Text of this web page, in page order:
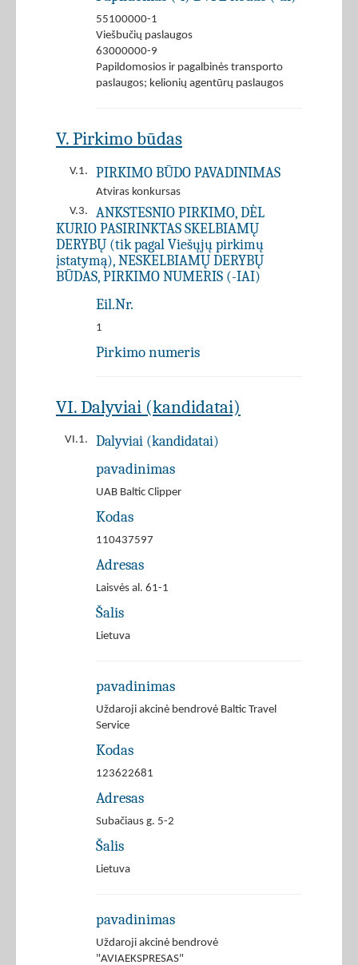
55100000-1
Viešbučių paslaugos
63000000-9
Papildomosios ir pagalbinės transporto
paslaugos; kelionių agentūrų paslaugos
V. Pirkimo būdas
V.1. PIRKIMO BŪDO PAVADINIMAS
Atviras konkursas
V.3.
ANKSTESNIO PIRKIMO, DĖL
KURIO PASIRINKTAS SKELBIAMŲ
DERYBŲ (tik pagal Viešųjų pirkimų
įstatymą), NESKELBIAMŲ DERYBŲ
BŪDAS, PIRKIMO NUMERIS (-IAI)
Eil.Nr.
1
Pirkimo numeris
VI. Dalyviai (kandidatai)
VI.1. Dalyviai (kandidatai)
pavadinimas
UAB Baltic Clipper
Kodas
110437597
Adresas
Laisvės al. 61-1
Šalis
Lietuva
pavadinimas
Uždaroji akcinė bendrovė Baltic Travel
Service
Kodas
123622681
Adresas
Subačiaus g. 5-2
Šalis
Lietuva
pavadinimas
Uždaroji akcinė bendrovė
"AVIAEKSPRESAS"